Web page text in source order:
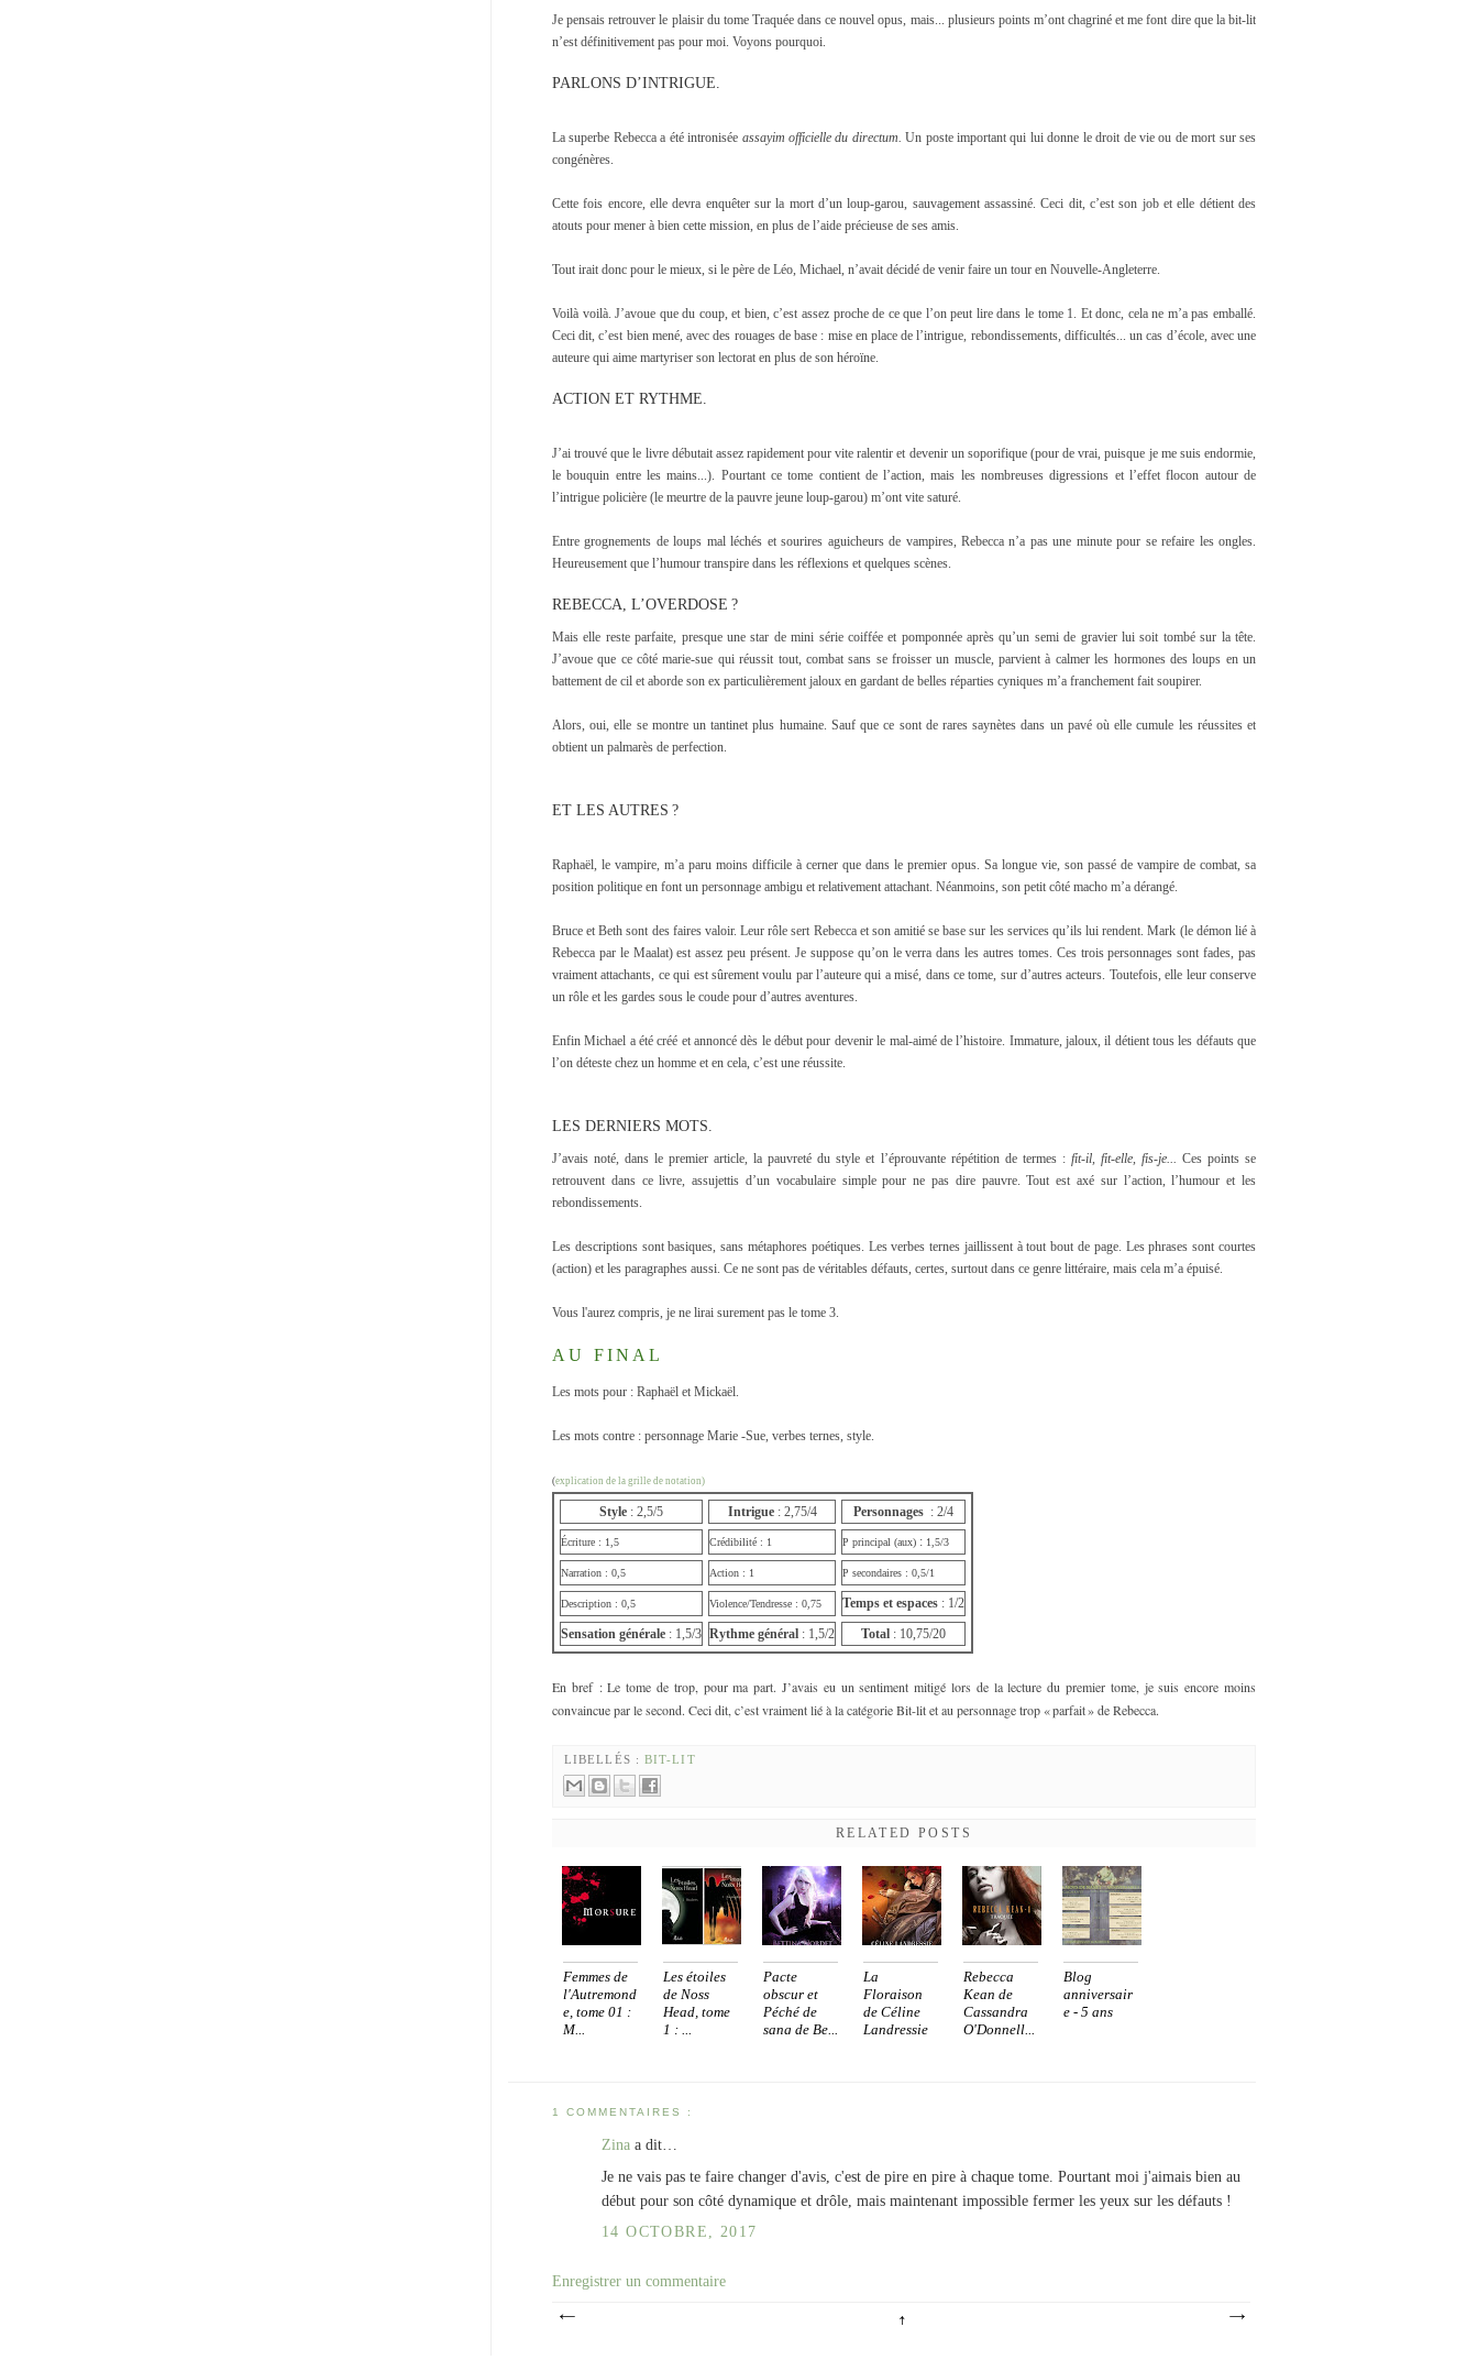
Je pensais retrouver le plaisir du tome Traquée dans ce nouvel opus, mais... plusieurs points m’ont chagriné et me font dire que la bit-lit
n’est définitivement pas pour moi. Voyons pourquoi.
PARLONS D’INTRIGUE.
La superbe Rebecca a été intronisée assayim officielle du directum. Un poste important qui lui donne le droit de vie ou de mort sur ses
congénères.
Cette fois encore, elle devra enquêter sur la mort d’un loup-garou, sauvagement assassiné. Ceci dit, c’est son job et elle détient des
atouts pour mener à bien cette mission, en plus de l’aide précieuse de ses amis.
Tout irait donc pour le mieux, si le père de Léo, Michael, n’avait décidé de venir faire un tour en Nouvelle-Angleterre.
Voilà voilà. J’avoue que du coup, et bien, c’est assez proche de ce que l’on peut lire dans le tome 1. Et donc, cela ne m’a pas emballé.
Ceci dit, c’est bien mené, avec des rouages de base : mise en place de l’intrigue, rebondissements, difficultés... un cas d’école, avec une
auteure qui aime martyriser son lectorat en plus de son héroïne.
ACTION ET RYTHME.
J’ai trouvé que le livre débutait assez rapidement pour vite ralentir et devenir un soporifique (pour de vrai, puisque je me suis endormie,
le bouquin entre les mains...). Pourtant ce tome contient de l’action, mais les nombreuses digressions et l’effet flocon autour de
l’intrigue policière (le meurtre de la pauvre jeune loup-garou) m’ont vite saturé.
Entre grognements de loups mal léchés et sourires aguicheurs de vampires, Rebecca n’a pas une minute pour se refaire les ongles.
Heureusement que l’humour transpire dans les réflexions et quelques scènes.
REBECCA, L’OVERDOSE ?
Mais elle reste parfaite, presque une star de mini série coiffée et pomponnée après qu’un semi de gravier lui soit tombé sur la tête.
J’avoue que ce côté marie-sue qui réussit tout, combat sans se froisser un muscle, parvient à calmer les hormones des loups en un
battement de cil et aborde son ex particulièrement jaloux en gardant de belles réparties cyniques m’a franchement fait soupirer.
Alors, oui, elle se montre un tantinet plus humaine. Sauf que ce sont de rares saynètes dans un pavé où elle cumule les réussites et
obtient un palmarès de perfection.
ET LES AUTRES ?
Raphaël, le vampire, m’a paru moins difficile à cerner que dans le premier opus. Sa longue vie, son passé de vampire de combat, sa
position politique en font un personnage ambigu et relativement attachant. Néanmoins, son petit côté macho m’a dérangé.
Bruce et Beth sont des faires valoir. Leur rôle sert Rebecca et son amitié se base sur les services qu’ils lui rendent. Mark (le démon lié à
Rebecca par le Maalat) est assez peu présent. Je suppose qu’on le verra dans les autres tomes. Ces trois personnages sont fades, pas
vraiment attachants, ce qui est sûrement voulu par l’auteure qui a misé, dans ce tome, sur d’autres acteurs. Toutefois, elle leur conserve
un rôle et les gardes sous le coude pour d’autres aventures.
Enfin Michael a été créé et annoncé dès le début pour devenir le mal-aimé de l’histoire. Immature, jaloux, il détient tous les défauts que
l’on déteste chez un homme et en cela, c’est une réussite.
LES DERNIERS MOTS.
J’avais noté, dans le premier article, la pauvreté du style et l’éprouvante répétition de termes : fit-il, fit-elle, fis-je... Ces points se
retrouvent dans ce livre, assujettis d’un vocabulaire simple pour ne pas dire pauvre. Tout est axé sur l’action, l’humour et les
rebondissements.
Les descriptions sont basiques, sans métaphores poétiques. Les verbes ternes jaillissent à tout bout de page. Les phrases sont courtes
(action) et les paragraphes aussi. Ce ne sont pas de véritables défauts, certes, surtout dans ce genre littéraire, mais cela m’a épuisé.
Vous l'aurez compris, je ne lirai surement pas le tome 3.
AU FINAL
Les mots pour : Raphaël et Mickaël.
Les mots contre : personnage Marie -Sue, verbes ternes, style.
(explication de la grille de notation)
Style : 2,5/5 Intrigue: 2,75/4 Personnages : 2/4
Écriture : 1,5 Crédibilité : 1 P principal (aux) : 1,5/3
Narration : 0,5 Action : 1 P secondaires : 0,5/1
Description : 0,5 Violence/Tendresse : 0,75 Temps et espaces : 1/2
Sensation générale : 1,5/3 Rythme général : 1,5/2 Total : 10,75/20
En bref : Le tome de trop, pour ma part. J’avais eu un sentiment mitigé lors de la lecture du premier tome, je suis encore moins
convaincue par le second. Ceci dit, c’est vraiment lié à la catégorie Bit-lit et au personnage trop « parfait » de Rebecca.
LIBELLÉS :BIT-LIT
RELATED POSTS
Femmes de
l'Autremond
e, tome 01 :
M...
Les étoiles
de Noss
Head, tome
1 : ...
Pacte
obscur et
Péché de
sang de Be...
La
Floraison
de Céline
Landressie
Rebecca
Kean de
Cassandra
O'Donnell...
Blog
anniversair
e - 5 ans
1 COMMENTAIRES :
Zina a dit…
Je ne vais pas te faire changer d'avis, c'est de pire en pire à chaque tome. Pourtant moi j'aimais bien au
début pour son côté dynamique et drôle, mais maintenant impossible fermer les yeux sur les défauts !
14 OCTOBRE, 2017
Enregistrer un commentaire